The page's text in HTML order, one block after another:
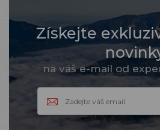
Získejte
na váš e-mail od